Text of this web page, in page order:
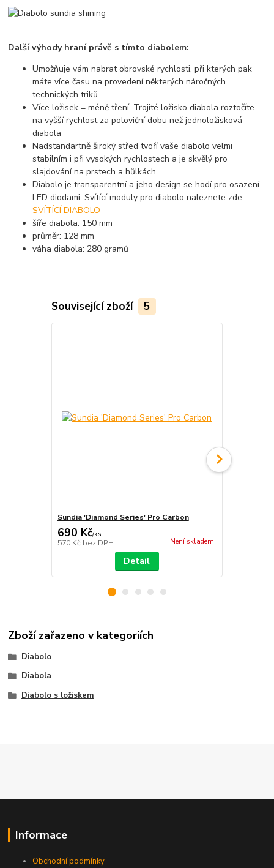
Další výhody hraní právě s tímto diabolem:
Umožňuje vám nabrat obrovské rychlosti, při kterých pak
máte více času na provedení některých náročných
technických triků.
Více ložisek = méně tření. Trojité ložisko diabola roztočíte
na vyšší rychlost za poloviční dobu než jednoložisková
diabola
Nadstandartně široký střed tvoří vaše diabolo velmi
stabilním i při vysokých rychlostech a je skvělý pro
slajdování na prstech a hůlkách.
Diabolo je transparentní a jeho design se hodí pro osazení
LED diodami. Svítící moduly pro diabolo naleznete zde:
SVÍTÍCÍ DIABOLO
šíře diabola: 150 mm
průměr: 128 mm
váha diabola: 280 gramů
Související zboží 5
Sundia 'Diamond Series' Pro Carbon
690 Kč/ks
570 Kč bez DPH Není skladem
Detail
Zboží zařazeno v kategoriích
Diabolo
Diabola
Diabolo s ložiskem
Informace
Obchodní podmínky